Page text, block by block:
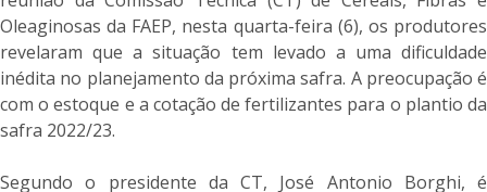
Oleaginosas da FAEP, nesta quarta-feira (6), os produtores
revelaram que a situação tem levado a uma dificuldade
inédita no planejamento da próxima safra. A preocupação é
com o estoque e a cotação de fertilizantes para o plantio da
safra 2022/23.
Segundo o presidente da CT, José Antonio Borghi, é